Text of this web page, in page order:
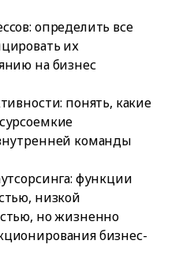
определить все
их
на бизнес
понять, какие
команды
функции
низкой
но жизненно
бизнес-